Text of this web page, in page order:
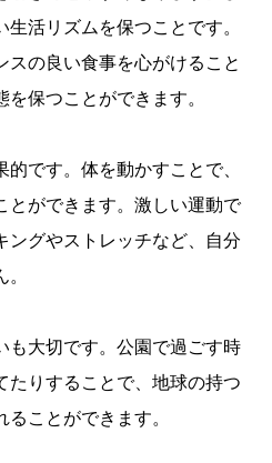
活リズムを保つことです。
スの良い食事を心がけること
保つことができます。
です。体を動かすことで、
とができます。激しい運動で
ングやストレッチなど、自分
も大切です。公園で過ごす時
たりすることで、地球の持つ
ことができます。